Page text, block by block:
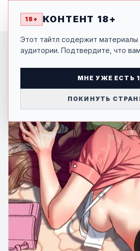
MANGA -SHI
18+ КОНТЕНТ 18+
Этот тайтл содержит материалы
аудитории. Подтвердите, что
МНЕ УЖЕ ЕСТЬ
ПОКИНУТЬ